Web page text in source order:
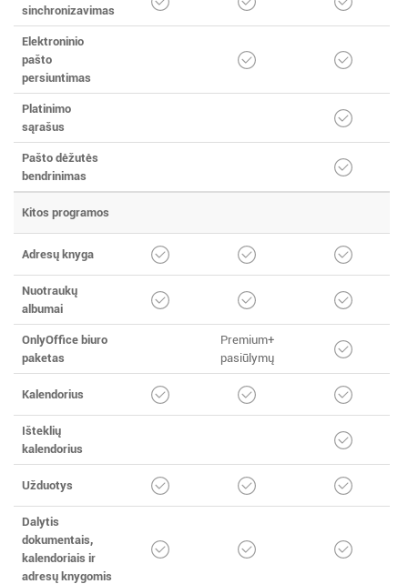
sinchronizavimas
Elektroninio
pašto
persiuntimas
Platinimo
sąrašus
Pašto dėžutės
bendrinimas
Kitos programos
Adresų knyga
Nuotraukų
albumai
OnlyOffice biuro
paketas
Premium+
pasiūlymų
Kalendorius
Išteklių
kalendorius
Užduotys
Dalytis
dokumentais,
kalendoriais ir
adresų knygomis